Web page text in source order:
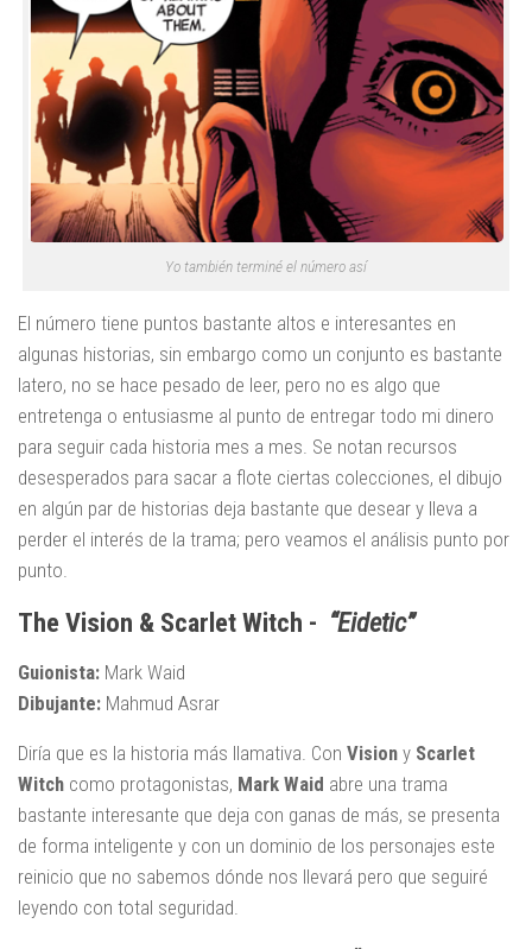
Yo también terminé el número así
El número tiene puntos bastante altos e interesantes en
algunas historias, sin embargo como un conjunto es bastante
latero, no se hace pesado de leer, pero no es algo que
entretenga o entusiasme al punto de entregar todo mi dinero
para seguir cada historia mes a mes. Se notan recursos
desesperados para sacar a flote ciertas colecciones, el dibujo
en algún par de historias deja bastante que desear y lleva a
perder el interés de la trama; pero veamos el análisis punto por
punto.
The Vision & Scarlet Witch - “Eidetic”
Guionista: Mark Waid
Dibujante: Mahmud Asrar
Diría que es la historia más llamativa. Con Vision y Scarlet
Witch como protagonistas, Mark Waid abre una trama
bastante interesante que deja con ganas de más, se presenta
de forma inteligente y con un dominio de los personajes este
reinicio que no sabemos dónde nos llevará pero que seguiré
leyendo con total seguridad.